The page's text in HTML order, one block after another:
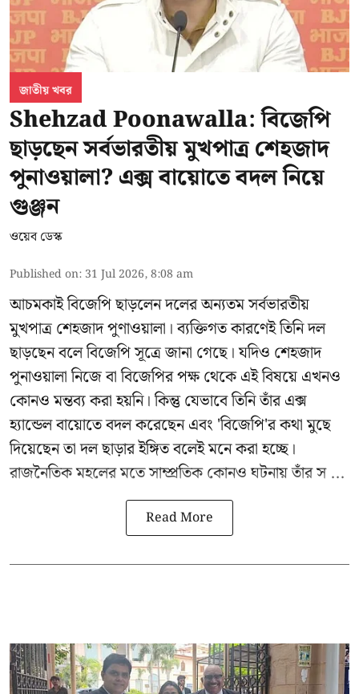
জাতীয় খবর
Shehzad Poonawalla: বিজেপি
ছাড়ছেন সর্বভারতীয় মুখপাত্র শেহজাদ
পুনাওয়ালা? এক্স বায়োতে বদল নিয়ে
গুঞ্জন
ওয়েব ডেস্ক
Published on: 31 Jul 2026, 8:08 am
আচমকাই বিজেপি ছাড়লেন দলের অন্যতম সর্বভারতীয়
মুখপাত্র শেহজাদ পুণাওয়ালা। ব্যক্তিগত কারণেই তিনি দল
ছাড়ছেন বলে বিজেপি সূত্রে জানা গেছে। যদিও শেহজাদ
পুনাওয়ালা নিজে বা বিজেপির পক্ষ থেকে এই বিষয়ে এখনও
কোনও মন্তব্য করা হয়নি। কিন্তু যেভাবে তিনি তাঁর এক্স
হ্যান্ডেল বায়োতে বদল করেছেন এবং 'বিজেপি'র কথা মুছে
দিয়েছেন তা দল ছাড়ার ইঙ্গিত বলেই মনে করা হচ্ছে।
রাজনৈতিক মহলের মতে সাম্প্রতিক কোনও ঘটনায় তাঁর স ...
Read More